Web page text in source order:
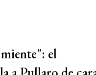
el